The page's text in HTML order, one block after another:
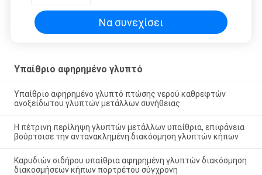
Να συνεχίσει
Υπαίθριο αφηρημένο γλυπτό
Υπαίθριο αφηρημένο γλυπτό πτώσης νερού καθρεφτών
ανοξείδωτου γλυπτών μετάλλων συνήθειας
Η πέτρινη περίληψη γλυπτών μετάλλων υπαίθρια, επιφάνεια
βούρτσισε την αντανακλημένη διακόσμηση γλυπτών κήπων
Καρυδιών σιδήρου υπαίθρια αφηρημένη γλυπτών διακόσμηση
διακοσμήσεων κήπων πορτρέτου σύγχρονη